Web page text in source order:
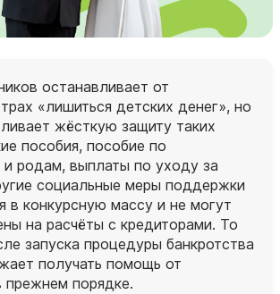
останавливает от
«лишиться детских денег», но
жёсткую защиту таких
пособия, пособие по
и родам, выплаты по уходу за
социальные меры поддержки
в конкурсную массу и не могут
на расчёты с кредиторами. То
запуска процедуры банкротства
получать помощь от
прежнем порядке.